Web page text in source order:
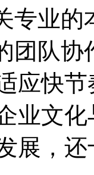
专业
团队
应快
业文
展，